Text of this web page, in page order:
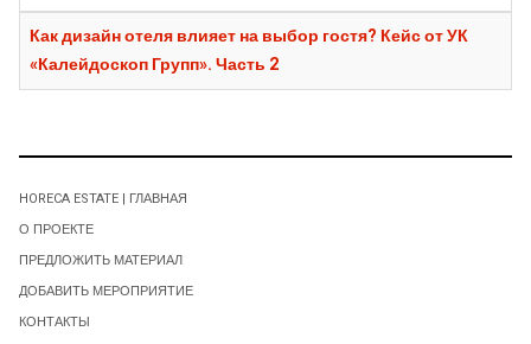
Как дизайн отеля влияет на выбор гостя? Кейс от УК
«Калейдоскоп Групп». Часть 2
HORECA ESTATE | ГЛАВНАЯ
О ПРОЕКТЕ
ПРЕДЛОЖИТЬ МАТЕРИАЛ
ДОБАВИТЬ МЕРОПРИЯТИЕ
КОНТАКТЫ